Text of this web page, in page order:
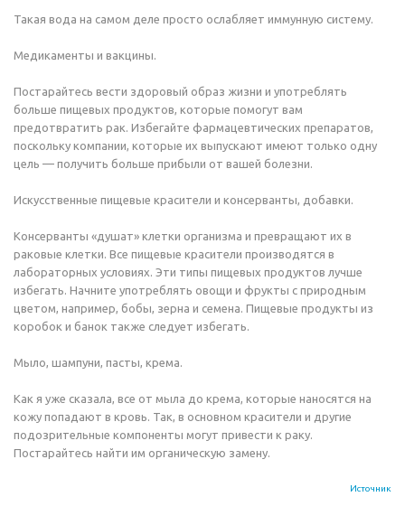
Такая вода на самом деле просто ослабляет иммунную систему.
Медикаменты и вакцины.
Постарайтесь вести здоровый образ жизни и употреблять
больше пищевых продуктов, которые помогут вам
предотвратить рак. Избегайте фармацевтических препаратов,
поскольку компании, которые их выпускают имеют только одну
цель — получить больше прибыли от вашей болезни.
Искусственные пищевые красители и консерванты, добавки.
Консерванты «душат» клетки организма и превращают их в
раковые клетки. Все пищевые красители производятся в
лабораторных условиях. Эти типы пищевых продуктов лучше
избегать. Начните употреблять овощи и фрукты с природным
цветом, например, бобы, зерна и семена. Пищевые продукты из
коробок и банок также следует избегать.
Мыло, шампуни, пасты, крема.
Как я уже сказала, все от мыла до крема, которые наносятся на
кожу попадают в кровь. Так, в основном красители и другие
подозрительные компоненты могут привести к раку.
Постарайтесь найти им органическую замену.
Источник